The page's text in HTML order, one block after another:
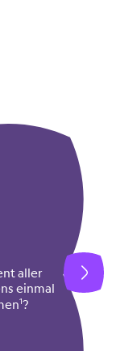
aller
einmal
1?